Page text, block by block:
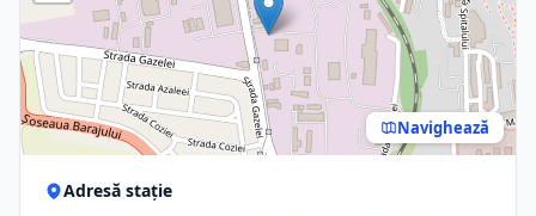
Navighează
Adresă stație